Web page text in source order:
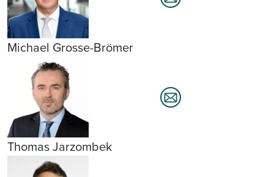
Michael Grosse-Brömer
Thomas Jarzombek